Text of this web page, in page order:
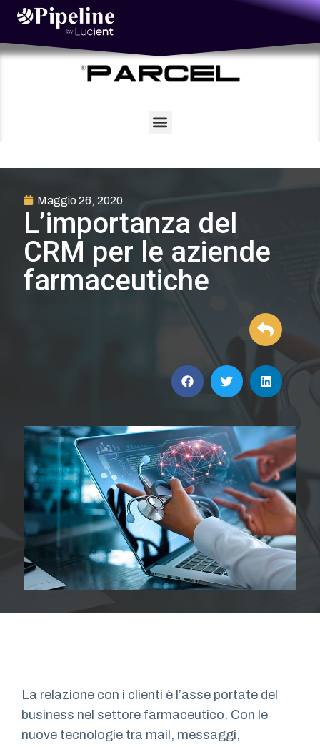
al
Maggio 26, 2020
L’importanza del
CRM per le aziende
farmaceutiche
La relazione con i clienti è l’asse portate del
business nel settore farmaceutico. Con le
nuove tecnologie tra mail, messaggi,